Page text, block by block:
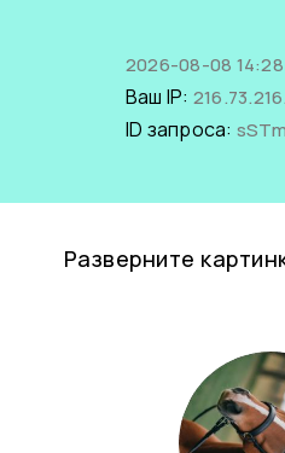
2026-08-08
Ваш IP:
ID запроса:
Разверните